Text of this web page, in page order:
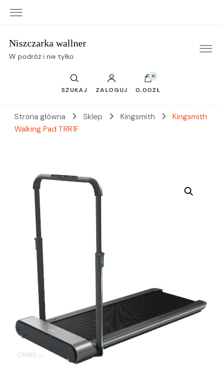
Niszczarka wallner
W podróż i nie tylko
SZUKAJ ZALOGUJ
0
0,00ZŁ
Strona główna Sklep Kingsmith
Kingsmith
Walking Pad TRR1F